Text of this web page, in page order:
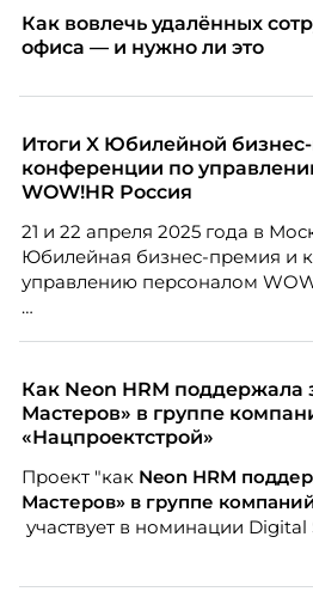
Как вовлечь удалённых
офиса — и нужно ли это
Итоги X Юбилейной
конференции по
WOW!HR Россия
21 и 22 апреля 2025 года в
Юбилейная бизнес-премия и
управлению персоналом
номинантов и гостей
Как Neon HRM поддержала
Мастеров» в группе
«Нацпроектстрой»
Проект "как Neon HRM
Мастеров» в группе
участвует в номинации Digital